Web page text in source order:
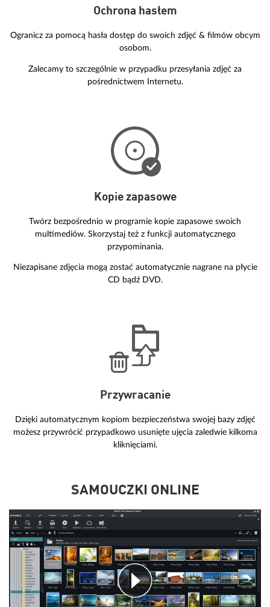
Ochrona hasłem
Ogranicz za pomocą hasła dostęp do swoich zdjęć & filmów obcym
osobom.
Zalecamy to szczególnie w przypadku przesyłania zdjęć za
pośrednictwem Internetu.
Kopie zapasowe
Twórz bezpośrednio w programie kopie zapasowe swoich
multimediów. Skorzystaj też z funkcji automatycznego
przypominania.
Niezapisane zdjęcia mogą zostać automatycznie nagrane na płycie
CD bądź DVD.
Przywracanie
Dzięki automatycznym kopiom bezpieczeństwa swojej bazy zdjęć
możesz przywrócić przypadkowo usunięte ujęcia zaledwie kilkoma
kliknięciami.
SAMOUCZKI ONLINE